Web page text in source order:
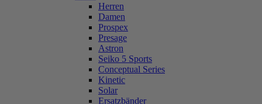
Herren
Damen
Prospex
Presage
Astron
Seiko 5 Sports
Conceptual Series
Kinetic
Solar
Ersatzbänder